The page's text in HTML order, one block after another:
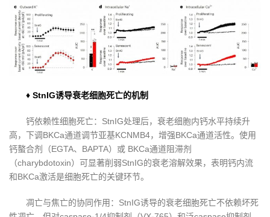
♦ StnIG诱导衰老细胞死亡的机制
钙依赖性细胞死亡：StnIG处理后，衰老细胞内钙水平持续升
高，下调BKCa通道调节亚基KCNMB4，增强BKCa通道活性。使用
钙螯合剂（EGTA、BAPTA）或 BKCa通道阻滞剂
（charybdotoxin）可显著削弱StnIG的衰老溶解效果，表明钙内流
和BKCa激活是细胞死亡的关键环节。
凋亡与焦亡的协同作用：StnIG诱导的衰老细胞死亡不依赖坏死